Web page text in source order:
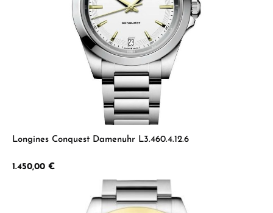
Longines Conquest Damenuhr L3.460.4.12.6
Regulärer Preis:
1.450,00 €